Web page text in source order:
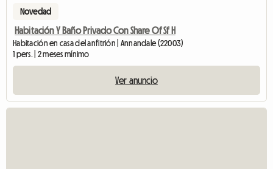
Novedad
Habitación Y Baño Privado Con Share Of Sf H
Habitación en casa del anfitrión | Annandale (22003)
1 pers. | 2 meses mínimo
Ver anuncio